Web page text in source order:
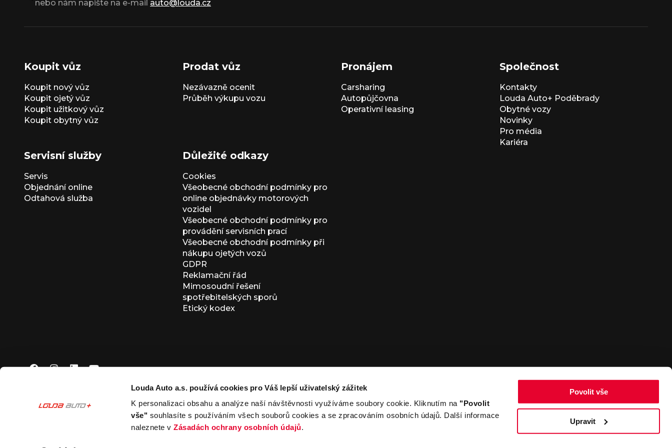
Louda Auto a.s. používá cookies pro Váš lepší uživatelský zážitek
K personalizaci obsahu a analýze naší návštěvnosti využíváme soubory cookie. Kliknutím na "Povolit
vše" souhlasíte s používáním všech souborů cookies a se zpracováním osobních údajů. Další informace
naleznete vZásadách ochrany osobních údajů.
Povolit vše
Upravit
nebo nám napište na e-mail auto@louda.cz
Koupit vůz
Koupit nový vůz
Koupit ojetý vůz
Koupit užitkový vůz
Koupit obytný vůz
Prodat vůz
Nezávazně ocenit
Průběh výkupu vozu
Pronájem
Carsharing
Autopůjčovna
Operativní leasing
Společnost
Kontakty
Louda Auto+ Poděbrady
Obytné vozy
Novinky
Pro média
Kariéra
Servisní služby
Servis
Objednání online
Odtahová služba
Důležité odkazy
Cookies
Všeobecné obchodní podmínky pro
online objednávky motorových
vozidel
Všeobecné obchodní podmínky pro
provádění servisních prací
Všeobecné obchodní podmínky při
nákupu ojetých vozů
GDPR
Reklamační řád
Mimosoudní řešení
spotřebitelských sporů
Etický kodex
© 2026 Louda Auto a.s. Všechna práva vyhrazena
Zpět nahoru
This site is protected by reCAPTCHA and the Google
Privacy Policy and Terms of Service